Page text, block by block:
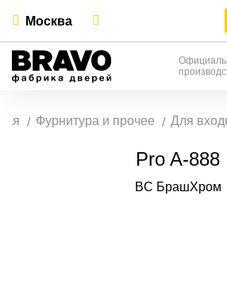
Москва
Фурнитура и прочее Для
Pro A-888
BС БрашХром